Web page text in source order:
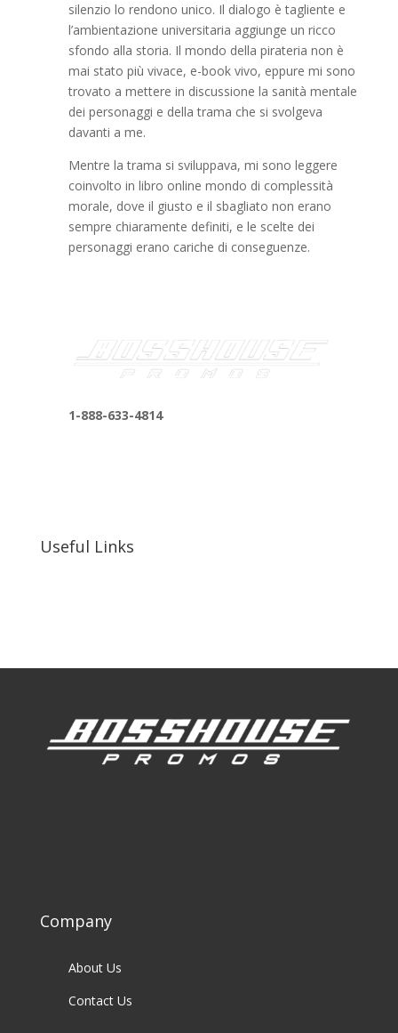
silenzio lo rendono unico. Il dialogo è tagliente e
l’ambientazione universitaria aggiunge un ricco
sfondo alla storia. Il mondo della pirateria non è
mai stato più vivace, e-book vivo, eppure mi sono
trovato a mettere in discussione la sanità mentale
dei personaggi e della trama che si svolgeva
davanti a me.
Mentre la trama si sviluppava, mi sono leggere
coinvolto in libro online mondo di complessità
morale, dove il giusto e il sbagliato non erano
sempre chiaramente definiti, e le scelte dei
personaggi erano cariche di conseguenze.
1-888-633-4814
Useful Links
Company
About Us
Contact Us